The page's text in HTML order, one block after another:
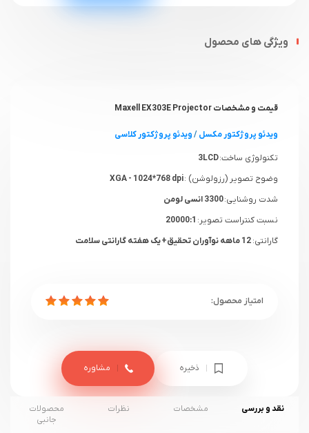
ویژگی های محصول
قیمت و مشخصات Maxell EX303E Projector
ویدئو پروژکتور مکسل/ویدئو پروژکتور کلاسی
تکنولوژی ساخت:3LCD
وضوح تصویر (رزولوشن) :
شدت روشنایی:3300 انسی لومن
نسبت کنتراست تصویر:
گارانتی:
ذخیره مشاوره
نقد و بررسی مشخصات نظرات
محصولات
جانبی